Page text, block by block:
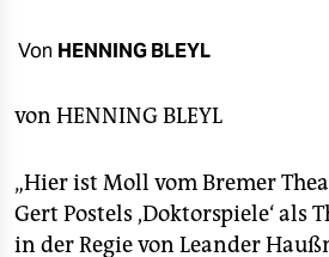
verlag
verlag
veranstaltungen
Von HENNING BLEYL
von HENNING BLEYL
„Hier ist Moll vom Bremer
Gert Postels ,Doktorspiele‘ als
in der Regie von Leander